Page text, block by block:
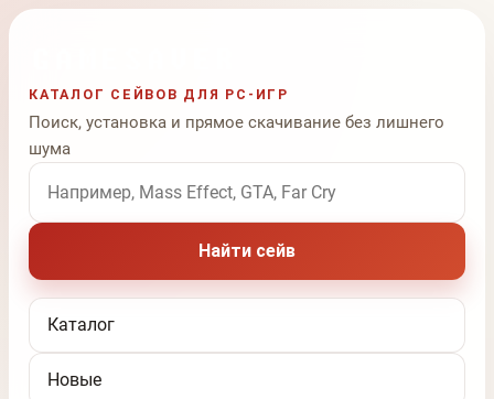
КАТАЛОГ СЕЙВОВ ДЛЯ PC-ИГР
Поиск, установка и прямое скачивание без лишнего
шума
Поиск по названию игры
Найти сейв
Каталог
Новые